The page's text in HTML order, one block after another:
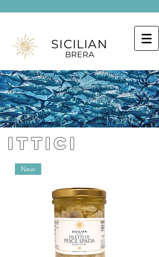
SICILIAN
BRERA
ittici
New